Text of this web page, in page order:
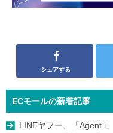
シェアする
ECモールの新着記事
LINEヤフー、「Agent i